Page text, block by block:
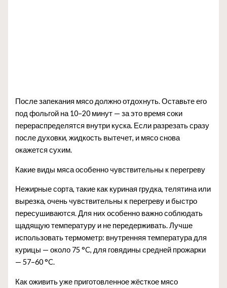
После запекания мясо должно отдохнуть. Оставьте его
под фольгой на 10–20 минут — за это время соки
перераспределятся внутри куска. Если разрезать сразу
после духовки, жидкость вытечет, и мясо снова
окажется сухим.
Какие виды мяса особенно чувствительны к перегреву
Нежирные сорта, такие как куриная грудка, телятина или
вырезка, очень чувствительны к перегреву и быстро
пересушиваются. Для них особенно важно соблюдать
щадящую температуру и не передерживать. Лучше
использовать термометр: внутренняя температура для
курицы — около 75 °C, для говядины средней прожарки
— 57–60 °C.
Как оживить уже приготовленное жёсткое мясо